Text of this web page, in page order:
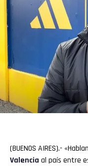
(BUENOS AIRES).-
Valencia al país entre